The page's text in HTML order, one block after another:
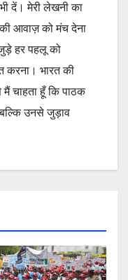
दें। मेरी लेखनी का
आवाज़ को मंच देना
हर पहलू को
करना। भारत की
चाहता हूँ कि पाठक
उनसे जुड़ाव